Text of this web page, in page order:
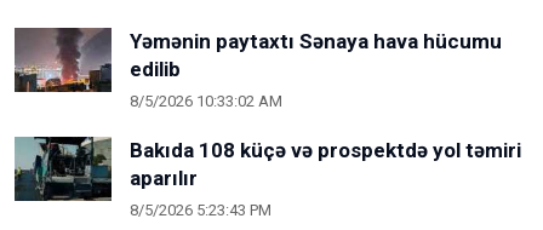
Yəmənin paytaxtı Sənaya hava hücumu
edilib
8/5/2026 10:33:02 AM
Bakıda 108 küçə və prospektdə yol təmiri
aparılır
8/5/2026 5:23:43 PM